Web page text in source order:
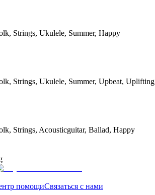
Strings, Ukulele, Summer, Happy
Strings, Ukulele, Summer, Upbeat, Uplifting
Strings, Acousticguitar, Ballad, Happy
помощиСвязаться с нами